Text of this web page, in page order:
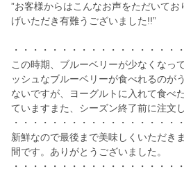
”お客様からはこんなお声をただいて
げいただき有難うございました!!”
・・・・・・・・・・・・・・・・・
この時期、ブルーベリーが少なくなっ
ッシュなブルーベリーが食べれるのが
ないですが、ヨーグルトに入れて食べ
ていますまた、シーズン終了前に注文
・・・・・・・・・・・・・・・・・
新鮮なので最後まで美味しくいただき
間です。ありがとうございました。
・・・・・・・・・・・・・・・・・